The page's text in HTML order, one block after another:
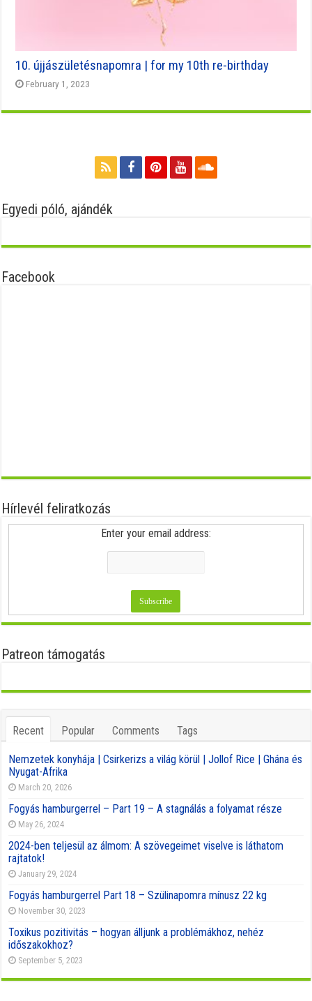
10. újjászületésnapomra | for my 10th re-birthday
February 1, 2023
Egyedi póló, ajándék
Facebook
Hírlevél feliratkozás
Enter your email address:
Patreon támogatás
Recent Popular Comments Tags
Nemzetek konyhája | Csirkerizs a világ körül | Jollof Rice | Ghána és
Nyugat-Afrika
March 20, 2026
Fogyás hamburgerrel – Part 19 – A stagnálás a folyamat része
May 26, 2024
2024-ben teljesül az álmom: A szövegeimet viselve is láthatom
rajtatok!
January 29, 2024
Fogyás hamburgerrel Part 18 – Szülinapomra mínusz 22 kg
November 30, 2023
Toxikus pozitivitás – hogyan álljunk a problémákhoz, nehéz
időszakokhoz?
September 5, 2023